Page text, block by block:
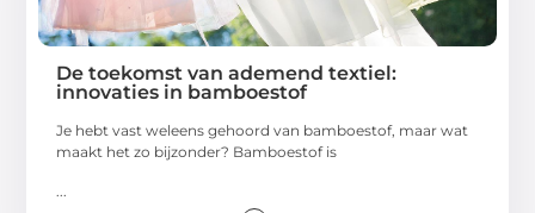
De toekomst van ademend textiel:
innovaties in bamboestof
Je hebt vast weleens gehoord van bamboestof, maar wat
maakt het zo bijzonder? Bamboestof is